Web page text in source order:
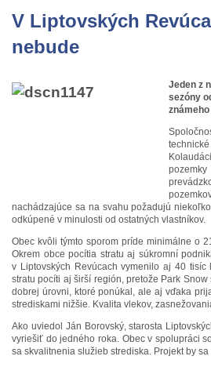
V Liptovských
nebude
Jeden z
sezóny
nachádzajúce sa na svahu požadujú
odkúpené v minulosti od ostatných vlastníkov.
Obec kvôli týmto sporom príde minimálne o
Okrem obce pocítia stratu aj súkromní
v Liptovských Revúcach vymenilo aj 40
stratu pocíti aj širší región, pretože Park
dobrej úrovni, ktoré ponúkal, ale aj vďaka
strediskami nižšie. Kvalita vlekov,
Ako uviedol Ján Borovský, starosta
vyriešiť do jedného roka. Obec v spolupráci
sa skvalitnenia služieb strediska. Projekt by